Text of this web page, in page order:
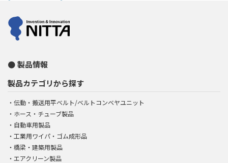
製品情報
製品カテゴリから探す
伝動・搬送用平ベルト/ベルトコンベヤユニット
ホース・チューブ製品
自動車用製品
工業用ワイパ・ゴム成形品
橋梁・建築用製品
エアクリーン製品